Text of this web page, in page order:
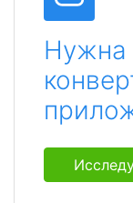
Нужна